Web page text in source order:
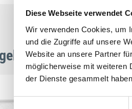
Diese Webseite verwendet
Wir verwenden Cookies, um
und die Zugriffe auf unsere
Website an unsere Partner
möglicherweise mit weiteren
der Dienste gesammelt
Einwilligungsauswahl